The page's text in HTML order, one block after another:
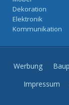
Dekoration
Elektronik
Kommunikation
Werbung
Impressum